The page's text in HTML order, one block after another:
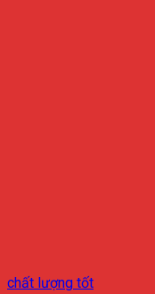
chất lượng tốt